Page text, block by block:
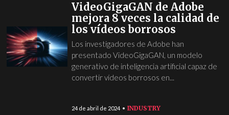
VideoGigaGAN de Adobe
mejora 8 veces la calidad de
los vídeos borrosos
Los investigadores de Adobe han
presentado VideoGigaGAN, un modelo
generativo de inteligencia artificial capaz de
convertir vídeos borrosos en...
24 de abril de 2024 INDUSTRY